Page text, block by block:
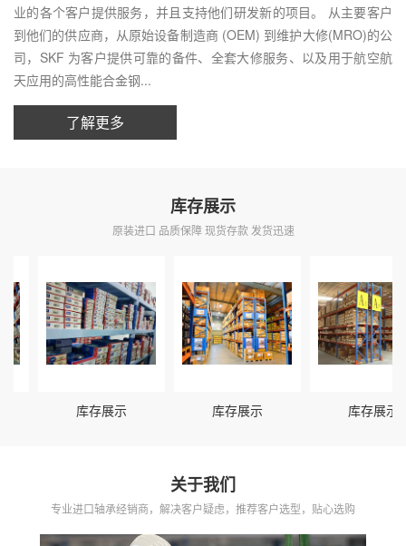
业的各个客户提供服务，并且支持他们研发新的项目。 从主要客户
到他们的供应商，从原始设备制造商 (OEM) 到维护大修(MRO)的公
司，SKF 为客户提供可靠的备件、全套大修服务、以及用于航空航
天应用的高性能合金钢...
了解更多
库存展示
原装进口 品质保障 现货存款 发货迅速
库存展示 库存展示 库存展示
关于我们
专业进口轴承经销商，解决客户疑虑，推荐客户选型，贴心选购